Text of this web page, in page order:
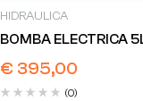
HIDRAULICA
BOMBA ELECTRICA
€ 395,00
(0)